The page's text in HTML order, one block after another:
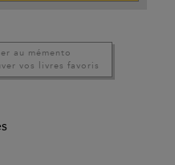
au mémento
vos livres favoris